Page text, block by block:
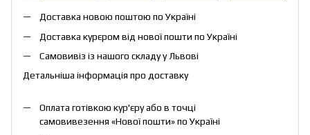
Доставка новою поштою по Україні
Доставка курєром від нової пошти по Україні
Самовивіз із нашого складу у Львові
Детальніша інформація про доставку
Оплата готівкою кур'єру або в точці
самовивезення «Нової пошти» по Україні